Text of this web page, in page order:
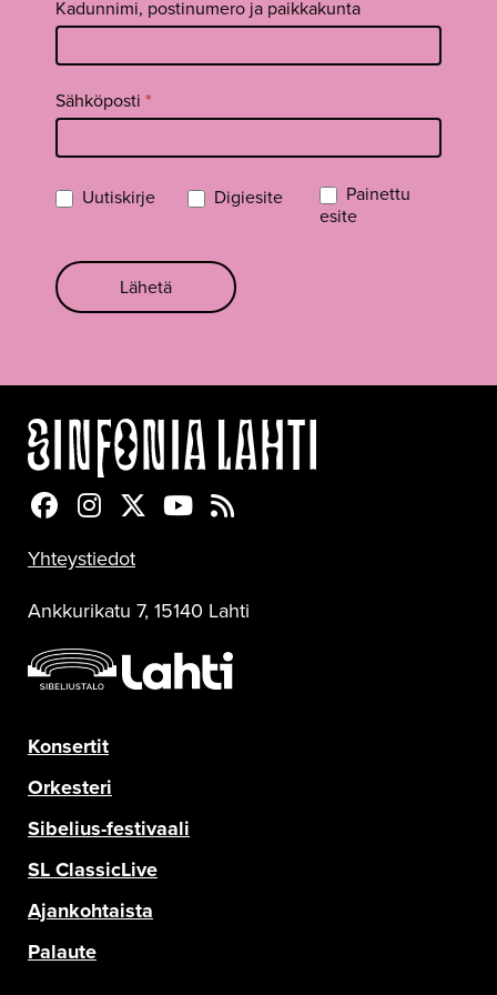
Kadunnimi, postinumero ja paikkakunta
Sähköposti *
Uutiskirje Digiesite
Painettu
esite
Lähetä
Sinfonia Lahti Facebookissa
Sinfonia Lahti Instagramissa
Sinfonia Lahti Twitterissä
Sinfonia Lahti YouTubessa
Sinfonia Lahti RSS-feed
Yhteystiedot
Ankkurikatu 7, 15140 Lahti
Konsertit
Orkesteri
Sibelius-festivaali
SL ClassicLive
Ajankohtaista
Palaute